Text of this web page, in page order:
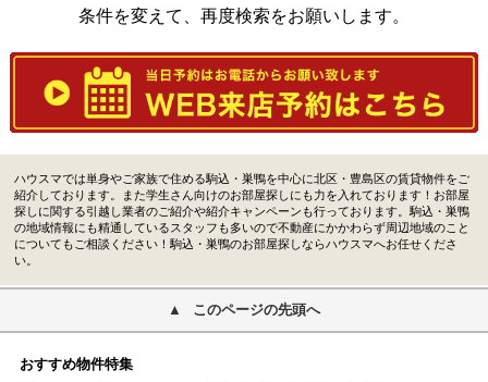
条件を変えて、再度検索をお願いします。
ハウスマでは単身やご家族で住める駒込・巣鴨を中心に北区・豊島区の賃貸物件をご
紹介しております。また学生さん向けのお部屋探しにも力を入れております！お部屋
探しに関する引越し業者のご紹介や紹介キャンペーンも行っております。駒込・巣鴨
の地域情報にも精通しているスタッフも多いので不動産にかかわらず周辺地域のこと
についてもご相談ください！駒込・巣鴨のお部屋探しならハウスマへお任せくださ
い。
このページの先頭へ
おすすめ物件特集